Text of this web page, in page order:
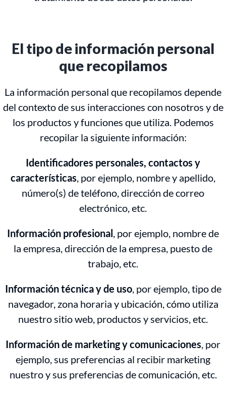
El tipo de información personal
que recopilamos
La información personal que recopilamos depende
del contexto de sus interacciones con nosotros y de
los productos y funciones que utiliza. Podemos
recopilar la siguiente información:
Identificadores personales, contactos y
características, por ejemplo, nombre y apellido,
número(s) de teléfono, dirección de correo
electrónico, etc.
Información profesional, por ejemplo, nombre de
la empresa, dirección de la empresa, puesto de
trabajo, etc.
Información técnica y de uso, por ejemplo, tipo de
navegador, zona horaria y ubicación, cómo utiliza
nuestro sitio web, productos y servicios, etc.
Información de marketing y comunicaciones, por
ejemplo, sus preferencias al recibir marketing
nuestro y sus preferencias de comunicación, etc.